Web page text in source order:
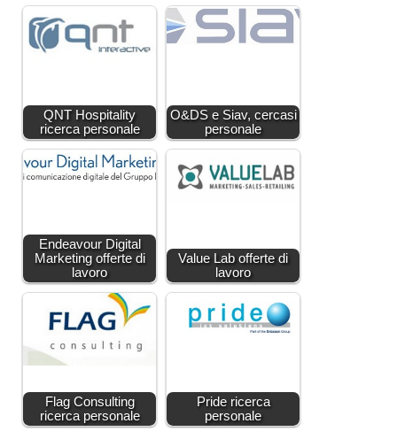
QNT Hospitality
ricerca personale
O&DS e Siav, cercasi
personale
Endeavour Digital
Marketing offerte di
lavoro
Value Lab offerte di
lavoro
Flag Consulting
ricerca personale
Pride ricerca
personale